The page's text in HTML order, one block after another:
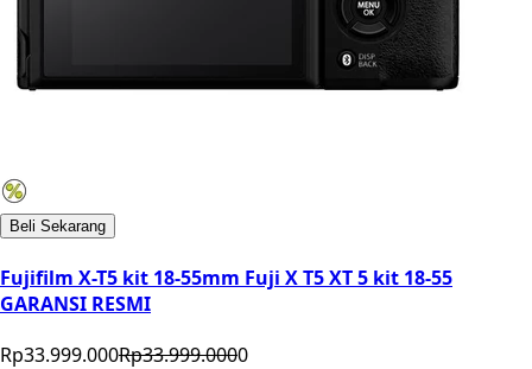
Beli Sekarang
Fujifilm X-T5 kit 18-55mm Fuji X T5 XT 5 kit 18-55
GARANSI RESMI
Rp33.999.000Rp33.999.0000